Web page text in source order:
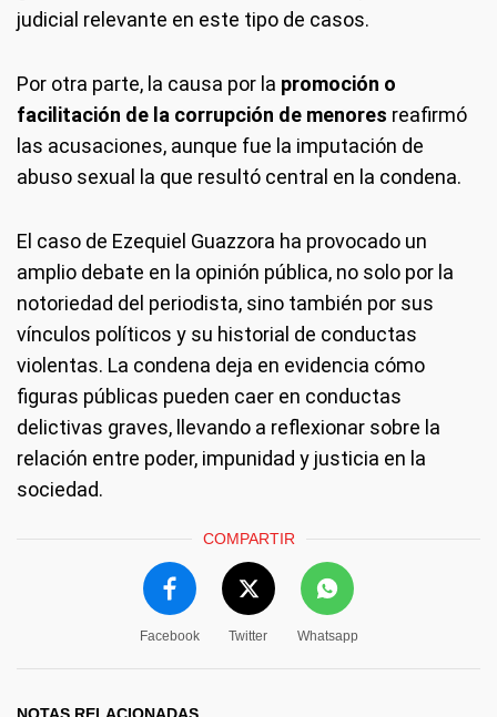
judicial relevante en este tipo de casos.
Por otra parte, la causa por la promoción o
facilitación de la corrupción de menores reafirmó
las acusaciones, aunque fue la imputación de
abuso sexual la que resultó central en la condena.
El caso de Ezequiel Guazzora ha provocado un
amplio debate en la opinión pública, no solo por la
notoriedad del periodista, sino también por sus
vínculos políticos y su historial de conductas
violentas. La condena deja en evidencia cómo
figuras públicas pueden caer en conductas
delictivas graves, llevando a reflexionar sobre la
relación entre poder, impunidad y justicia en la
sociedad.
COMPARTIR
Facebook Twitter Whatsapp